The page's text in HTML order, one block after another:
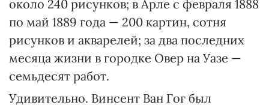
около 240 рисунков; в Арле с февраля 1888
по май 1889 года — 200 картин, сотня
рисунков и акварелей; за два последних
месяца жизни в городке Овер на Уазе —
семьдесят работ.
Удивительно. Винсент Ван Гог был